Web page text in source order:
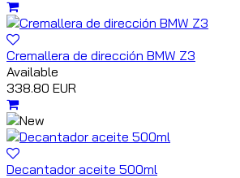
Cremallera de dirección BMW Z3
Available
338.80 EUR
Decantador aceite 500ml